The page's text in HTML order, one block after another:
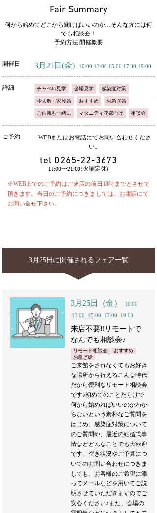
Fair Summary
何から始めてどこから聞けばいいのか…そんな方には何
でも相談会！
予約方法 開催概要
開催日 3月25日 (金) 10:00 13:00 15:00 17:00 19:00
詳細 チャペル見学 会場見学 感染症対策
少人数・家族婚 おすすめ お急ぎ婚
ご両親も一緒に マタニティ花嫁向け 相談会
ご予約
WEBまたはお電話にてお問い合わせくださ
い。
tel 0265-22-3673
11:00〜21:00(火曜定休)
※WEB上でのご予約はご来店の前日18時までとさせて
頂きます。当日のご予約につきましては、お電話にて
お問い合せ下さい。
3月25日に開催されるフェア一覧
3月25日（金）
10:00
13:00
15:00 17:00 19:00
来店不要‼︎リモートで
なんでも相談会♪
リモート相談会
おすすめ
お急ぎ婚
ご来館をされなくてもお好き
な場所から行えるこんな時代
だから便利なリモート相談会
です♪初めてのことだらけで
何から始めればいいのかわか
らないという素朴なご質問を
はじめ、感染症対策について
のご質問や、最近の結婚式事
情などどんなことでも大歓迎
です。空き状況やご予算につ
いてのお問い合わせにつきま
しても、お客様のご希望に添
ってメールなどを用いてご説
明させていただきますのでご
安心ください♪また、会場の